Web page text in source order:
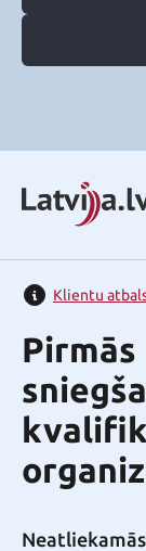
Klientu